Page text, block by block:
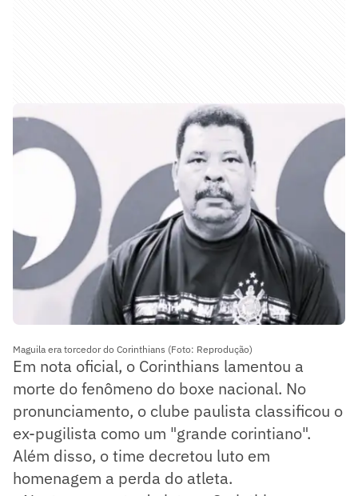
Maguila era torcedor do Corinthians (Foto: Reprodução)
Em nota oficial, o Corinthians lamentou a
morte do fenômeno do boxe nacional. No
pronunciamento, o clube paulista classificou o
ex-pugilista como um "grande corintiano".
Além disso, o time decretou luto em
homenagem a perda do atleta.